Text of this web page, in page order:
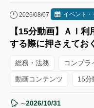
2026/08/07 イベント・
【15分動画】ＡＩ
する際に押さえてお
総務・法務 コンプラ
動画コンテンツ 15分
〜2026/10/31